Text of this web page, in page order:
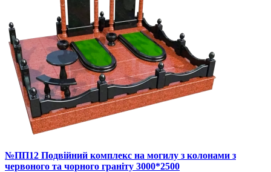
№ПП12 Подвійний комплекс на могилу з колонами з
червоного та чорного граніту 3000*2500